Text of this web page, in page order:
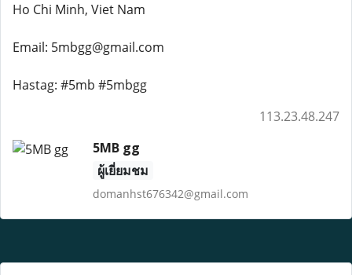
Ho Chi Minh, Viet Nam
Email: 5mbgg@gmail.com
Hastag: #5mb #5mbgg
113.23.48.247
5MB gg
ผู้เยี่ยมชม
domanhst676342@gmail.com